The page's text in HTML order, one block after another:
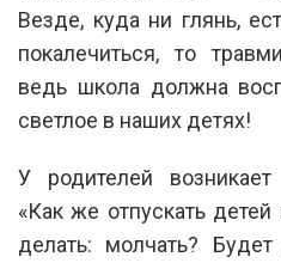
Везде, куда ни глянь,
покалечиться, то
ведь школа должна
светлое в наших детях!
У родителей
«Как же отпускать
делать: молчать?